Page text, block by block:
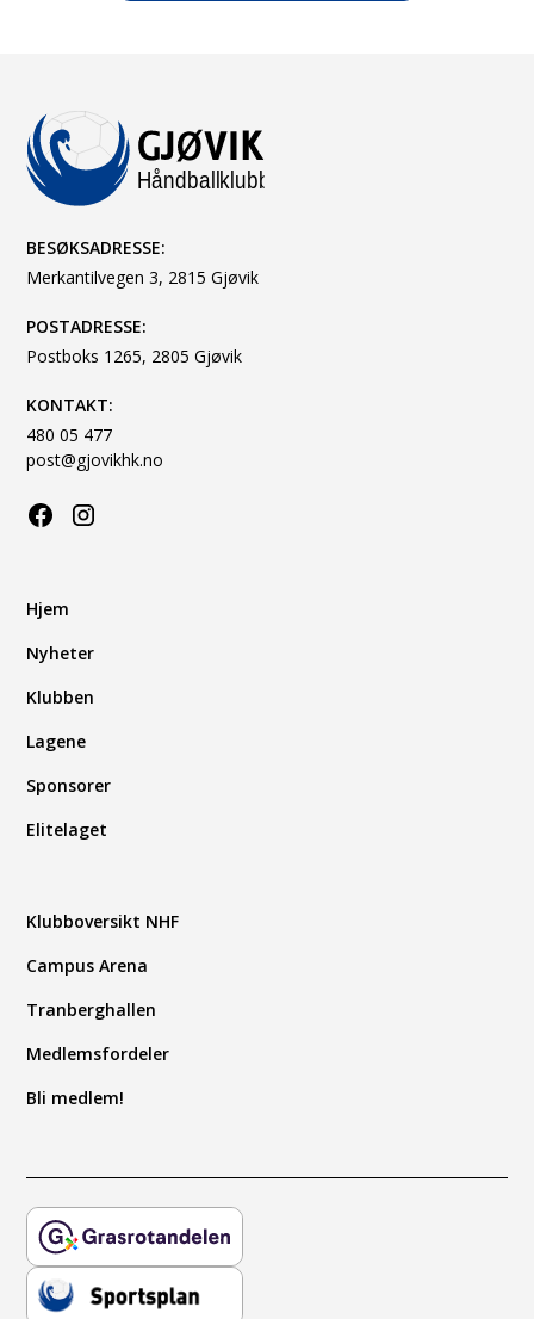
BESØKSADRESSE:
Merkantilvegen 3, 2815 Gjøvik
POSTADRESSE:
Postboks 1265, 2805 Gjøvik
KONTAKT:
480 05 477
post@gjovikhk.no
Hjem
Nyheter
Klubben
Lagene
Sponsorer
Elitelaget
Klubboversikt NHF
Campus Arena
Tranberghallen
Medlemsfordeler
Bli medlem!